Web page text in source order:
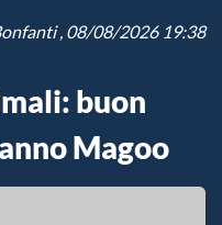
, 08/08/2026 19:38
buon
Magoo